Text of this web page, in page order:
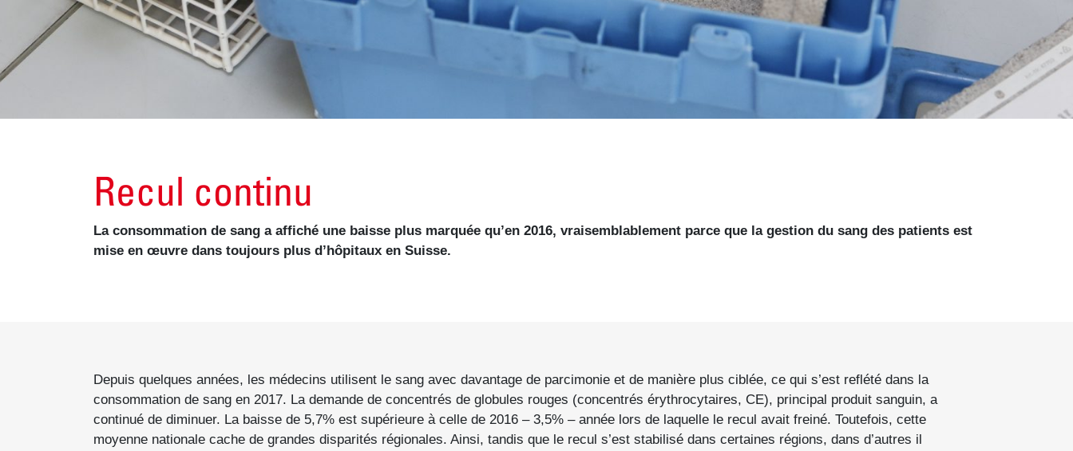
Recul continu
La consommation de sang a affiché une baisse plus marquée qu’en 2016, vraisemblablement parce que la gestion du sang des patients est
mise en œuvre dans toujours plus d’hôpitaux en Suisse.
Depuis quelques années, les médecins utilisent le sang avec davantage de parcimonie et de manière plus ciblée, ce qui s’est reflété dans la
consommation de sang en 2017. La demande de concentrés de globules rouges (concentrés érythrocytaires, CE), principal produit sanguin, a
continué de diminuer. La baisse de 5,7% est supérieure à celle de 2016 – 3,5% – année lors de laquelle le recul avait freiné. Toutefois, cette
moyenne nationale cache de grandes disparités régionales. Ainsi, tandis que le recul s’est stabilisé dans certaines régions, dans d’autres il